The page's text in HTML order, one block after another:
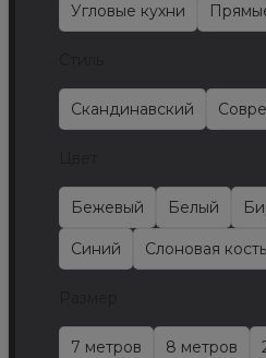
Угловые кухни
Скандинавский
Бежевый Белый
Синий Слоновая кость
7 метров 8 метров